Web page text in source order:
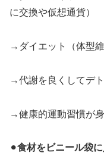
に交換や仮想通貨）
→ダイエット（体型維
→代謝を良くしてデ
→健康的運動習慣が身
⚫︎食材をビニール袋